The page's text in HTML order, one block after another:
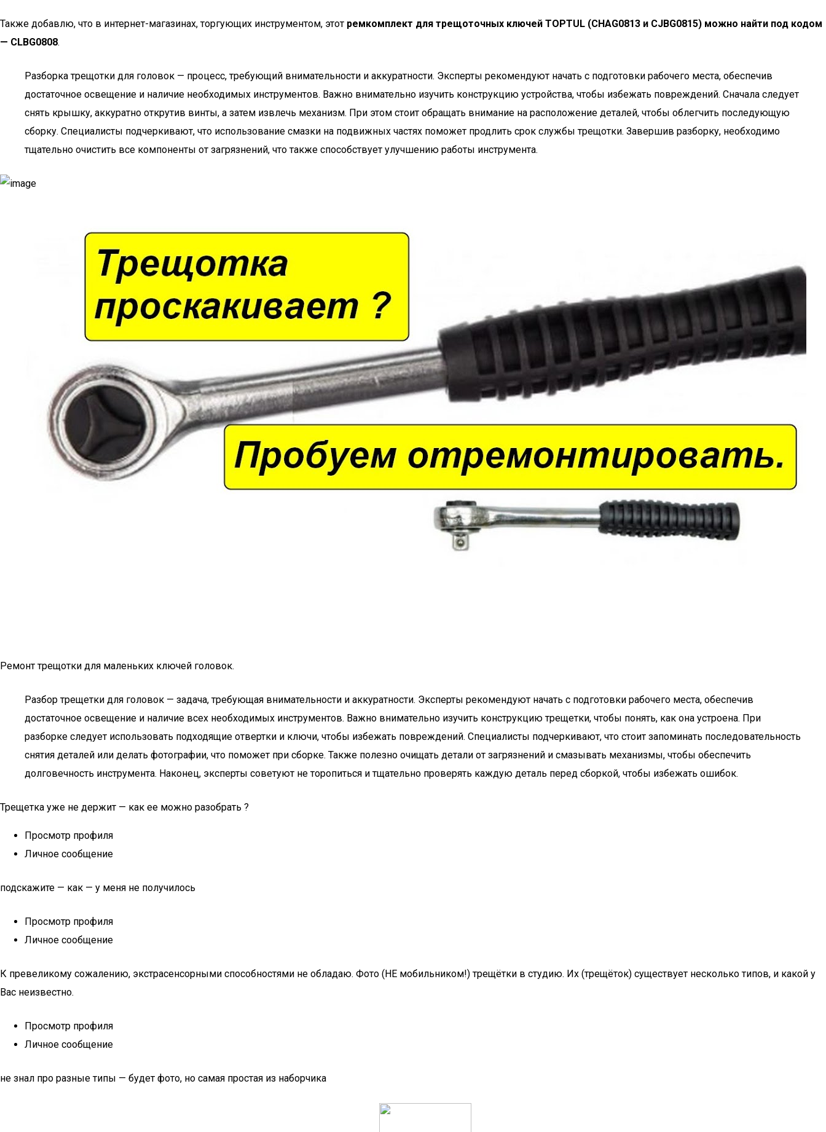
Также добавлю, что в интернет-магазинах, торгующих инструментом, этот ремкомплект для трещоточных ключей TOPTUL (CHAG0813 и CJBG0815) можно найти под кодом
— CLBG0808.
Разборка трещотки для головок — процесс, требующий внимательности и аккуратности. Эксперты рекомендуют начать с подготовки рабочего места, обеспечив
достаточное освещение и наличие необходимых инструментов. Важно внимательно изучить конструкцию устройства, чтобы избежать повреждений. Сначала следует
снять крышку, аккуратно открутив винты, а затем извлечь механизм. При этом стоит обращать внимание на расположение деталей, чтобы облегчить последующую
сборку. Специалисты подчеркивают, что использование смазки на подвижных частях поможет продлить срок службы трещотки. Завершив разборку, необходимо
тщательно очистить все компоненты от загрязнений, что также способствует улучшению работы инструмента.
Ремонт трещотки для маленьких ключей головок.
Разбор трещетки для головок — задача, требующая внимательности и аккуратности. Эксперты рекомендуют начать с подготовки рабочего места, обеспечив
достаточное освещение и наличие всех необходимых инструментов. Важно внимательно изучить конструкцию трещетки, чтобы понять, как она устроена. При
разборке следует использовать подходящие отвертки и ключи, чтобы избежать повреждений. Специалисты подчеркивают, что стоит запоминать последовательность
снятия деталей или делать фотографии, что поможет при сборке. Также полезно очищать детали от загрязнений и смазывать механизмы, чтобы обеспечить
долговечность инструмента. Наконец, эксперты советуют не торопиться и тщательно проверять каждую деталь перед сборкой, чтобы избежать ошибок.
Трещетка уже не держит — как ее можно разобрать ?
Просмотр профиля
Личное сообщение
подскажите — как — у меня не получилось
Просмотр профиля
Личное сообщение
К превеликому сожалению, экстрасенсорными способностями не обладаю. Фото (НЕ мобильником!) трещётки в студию. Их (трещёток) существует несколько типов, и какой у
Вас неизвестно.
Просмотр профиля
Личное сообщение
не знал про разные типы — будет фото, но самая простая из наборчика